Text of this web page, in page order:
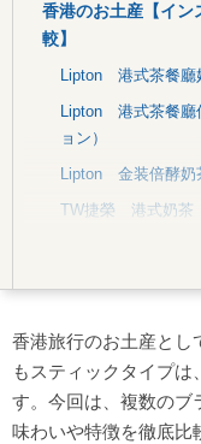
香港のお土産【イン
較】
Lipton 港式茶餐廳
Lipton 港式茶餐廳
ョン）
Lipton 金装倍酵奶
TW捷榮 港式奶茶
大排檔 3合1奶茶
香港式ミルクティー
香港式ミルクティ
まとめ
香港旅行のお土産とし
もスティックタイプ
す。今回は、複数のブ
味わいや特徴を徹底比